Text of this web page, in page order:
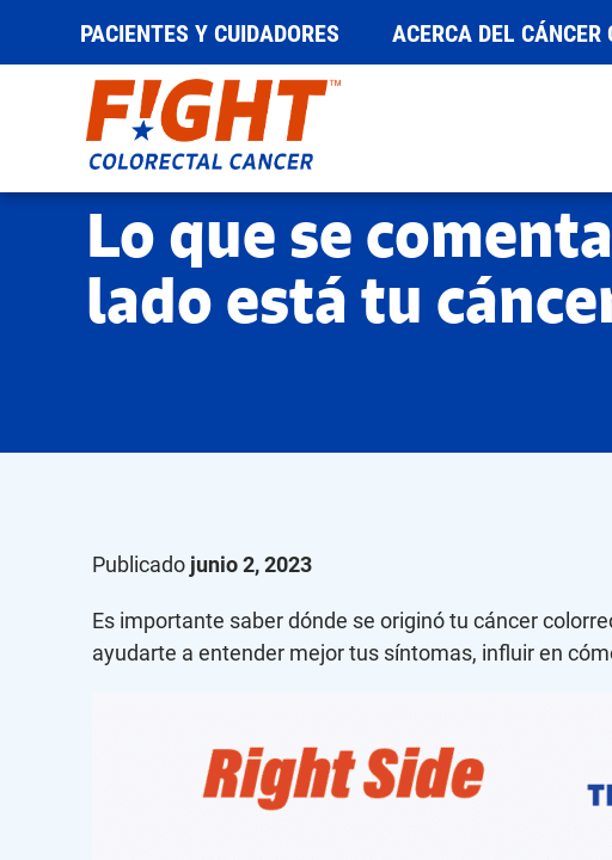
contenido
PACIENTES Y CUIDADORES ACERCA DEL CÁNCER
Lo que se
lado está tu
Publicado junio 2, 2023
Es importante saber dónde se originó tu cáncer
ayudarte a entender mejor tus síntomas, influir en